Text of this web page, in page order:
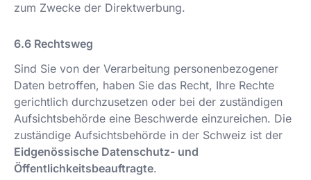
zum Zwecke der Direktwerbung.
Rechtsweg
Sind Sie von der Verarbeitung personenbezogener
Daten betroffen, haben Sie das Recht, Ihre Rechte
gerichtlich durchzusetzen oder bei der zuständigen
Aufsichtsbehörde eine Beschwerde einzureichen. Die
zuständige Aufsichtsbehörde in der Schweiz ist der
Eidgenössische Datenschutz- und
Öffentlichkeitsbeauftragte.